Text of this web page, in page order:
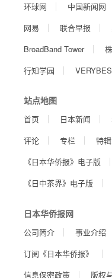
环球网
中国新闻网
网易
联合早报
BroadBand Tower
行知学园
站点地图
首页 日本新闻
评论
专栏 特辑
《日本华侨报》电子版
《日中茶界》电子版
日本华侨报网
公司简介 事业介绍
订阅《日本华侨报》
信息保密政策
版权